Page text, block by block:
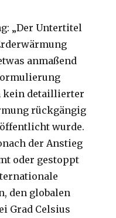
„Der Untertitel
anmaßend
kein detaillierter
rückgängig
wurde.
der Anstieg
oder gestoppt
den globalen
Grad Celsius